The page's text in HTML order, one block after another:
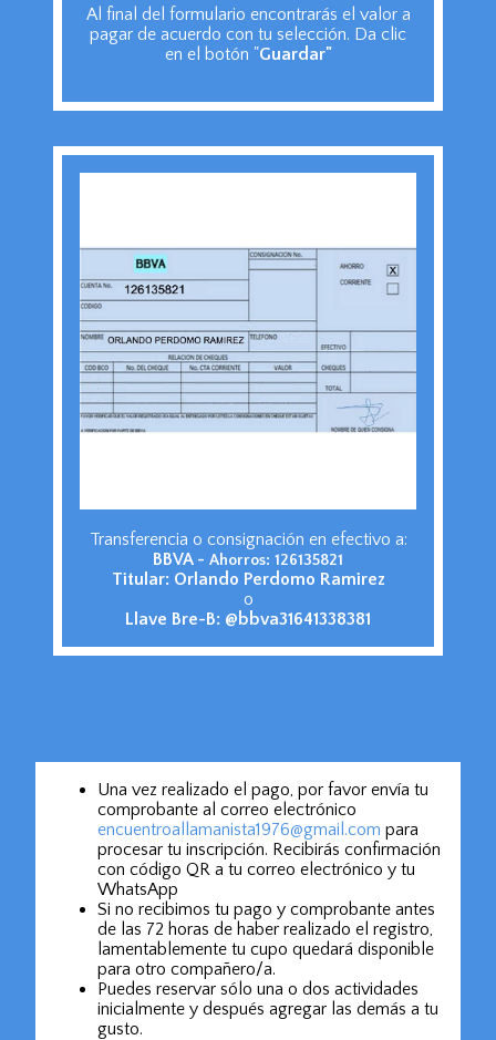
Al final del formulario encontrarás el valor a
pagar de acuerdo con tu selección. Da clic
en el botón "Guardar"
Transferencia o consignación en efectivo a:
BBVA - Ahorros: 126135821
Titular: Orlando Perdomo Ramirez
o
Llave Bre-B: @bbva31641338381
Una vez realizado el pago, por favor envía tu
comprobante al correo electrónico
encuentroallamanista1976@gmail.com para
procesar tu inscripción. Recibirás confirmación
con código QR a tu correo electrónico y tu
WhatsApp
Si no recibimos tu pago y comprobante antes
de las 72 horas de haber realizado el registro,
lamentablemente tu cupo quedará disponible
para otro compañero/a.
Puedes reservar sólo una o dos actividades
inicialmente y después agregar las demás a tu
gusto.